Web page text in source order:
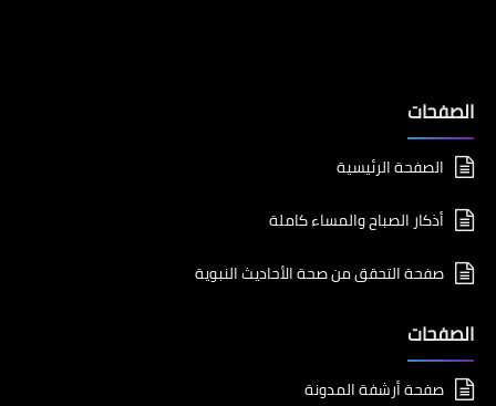
الصفحات
الصفحة الرئيسية
أذكار الصباح والمساء كاملة
صفحة التحقق من صحة الأحاديث النبوية
الصفحات
صفحة أرشفة المدونة